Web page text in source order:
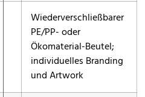
Wiederverschließbarer
PE/PP- oder
Ökomaterial-Beutel;
individuelles Branding
und Artwork